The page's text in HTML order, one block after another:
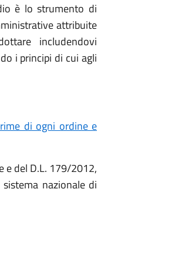
è lo strumento di
attribuite
includendovi
i principi di cui agli
di ogni ordine e
e del D.L. 179/2012,
sistema nazionale di